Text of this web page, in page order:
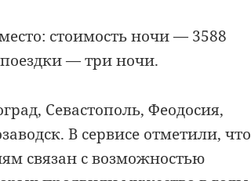
стоимость ночи — 3588
— три ночи.
Севастополь, Феодосия,
В сервисе отметили, что
связан с возможностью